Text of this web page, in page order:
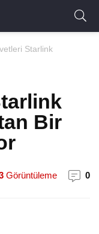
Starlink
Bir
Görüntüleme 0